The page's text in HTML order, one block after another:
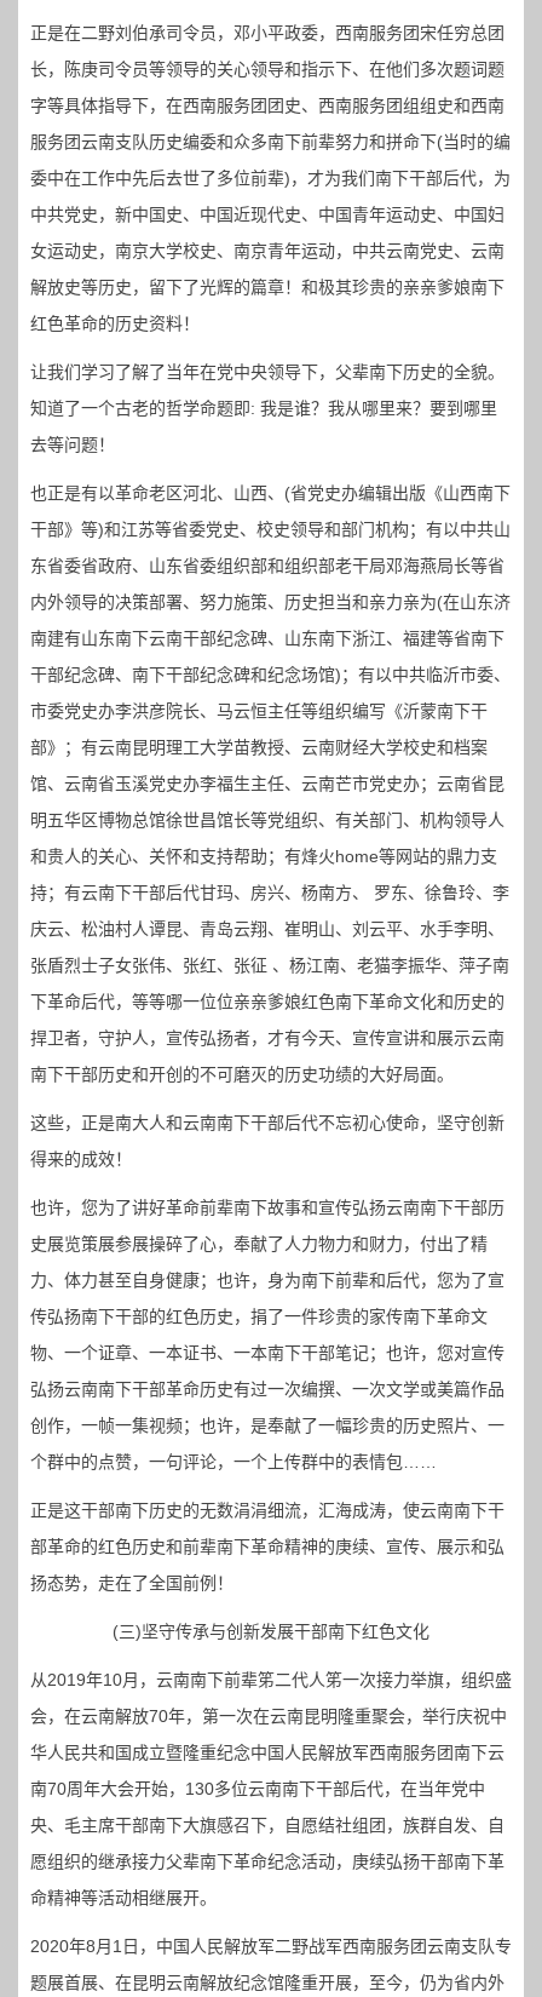
正是在二野刘伯承司令员，邓小平政委，西南服务团宋任穷总团
长，陈庚司令员等领导的关心领导和指示下、在他们多次题词题
字等具体指导下，在西南服务团团史、西南服务团组组史和西南
服务团云南支队历史编委和众多南下前辈努力和拼命下(当时的编
委中在工作中先后去世了多位前辈)，才为我们南下干部后代，为
中共党史，新中国史、中国近现代史、中国青年运动史、中国妇
女运动史，南京大学校史、南京青年运动，中共云南党史、云南
解放史等历史，留下了光辉的篇章！和极其珍贵的亲亲爹娘南下
红色革命的历史资料！
让我们学习了解了当年在党中央领导下，父辈南下历史的全貌。
知道了一个古老的哲学命题即: 我是谁？我从哪里来？要到哪里
去等问题！
也正是有以革命老区河北、山西、(省党史办编辑出版《山西南下
干部》等)和江苏等省委党史、校史领导和部门机构；有以中共山
东省委省政府、山东省委组织部和组织部老干局邓海燕局长等省
内外领导的决策部署、努力施策、历史担当和亲力亲为(在山东济
南建有山东南下云南干部纪念碑、山东南下浙江、福建等省南下
干部纪念碑、南下干部纪念碑和纪念场馆)；有以中共临沂市委、
市委党史办李洪彦院长、马云恒主任等组织编写《沂蒙南下干
部》；有云南昆明理工大学苗教授、云南财经大学校史和档案
馆、云南省玉溪党史办李福生主任、云南芒市党史办；云南省昆
明五华区博物总馆徐世昌馆长等党组织、有关部门、机构领导人
和贵人的关心、关怀和支持帮助；有烽火home等网站的鼎力支
持；有云南下干部后代甘玛、房兴、杨南方、 罗东、徐鲁玲、李
庆云、松油村人谭昆、青岛云翔、崔明山、刘云平、水手李明、
张盾烈士子女张伟、张红、张征 、杨江南、老猫李振华、萍子南
下革命后代，等等哪一位位亲亲爹娘红色南下革命文化和历史的
捍卫者，守护人，宣传弘扬者，才有今天、宣传宣讲和展示云南
南下干部历史和开创的不可磨灭的历史功绩的大好局面。
这些，正是南大人和云南南下干部后代不忘初心使命，坚守创新
得来的成效！
也许，您为了讲好革命前辈南下故事和宣传弘扬云南南下干部历
史展览策展参展操碎了心，奉献了人力物力和财力，付出了精
力、体力甚至自身健康；也许，身为南下前辈和后代，您为了宣
传弘扬南下干部的红色历史，捐了一件珍贵的家传南下革命文
物、一个证章、一本证书、一本南下干部笔记；也许，您对宣传
弘扬云南南下干部革命历史有过一次编撰、一次文学或美篇作品
创作，一帧一集视频；也许，是奉献了一幅珍贵的历史照片、一
个群中的点赞，一句评论，一个上传群中的表情包……
正是这干部南下历史的无数涓涓细流，汇海成涛，使云南南下干
部革命的红色历史和前辈南下革命精神的庚续、宣传、展示和弘
扬态势，走在了全国前例！
(三)坚守传承与创新发展干部南下红色文化
从2019年10月，云南南下前辈笫二代人笫一次接力举旗，组织盛
会，在云南解放70年，第一次在云南昆明隆重聚会，举行庆祝中
华人民共和国成立暨隆重纪念中国人民解放军西南服务团南下云
南70周年大会开始，130多位云南南下干部后代，在当年党中
央、毛主席干部南下大旗感召下，自愿结社组团，族群自发、自
愿组织的继承接力父辈南下革命纪念活动，庚续弘扬干部南下革
命精神等活动相继展开。
2020年8月1日，中国人民解放军二野战军西南服务团云南支队专
题展首展、在昆明云南解放纪念馆隆重开展，至今，仍为省内外